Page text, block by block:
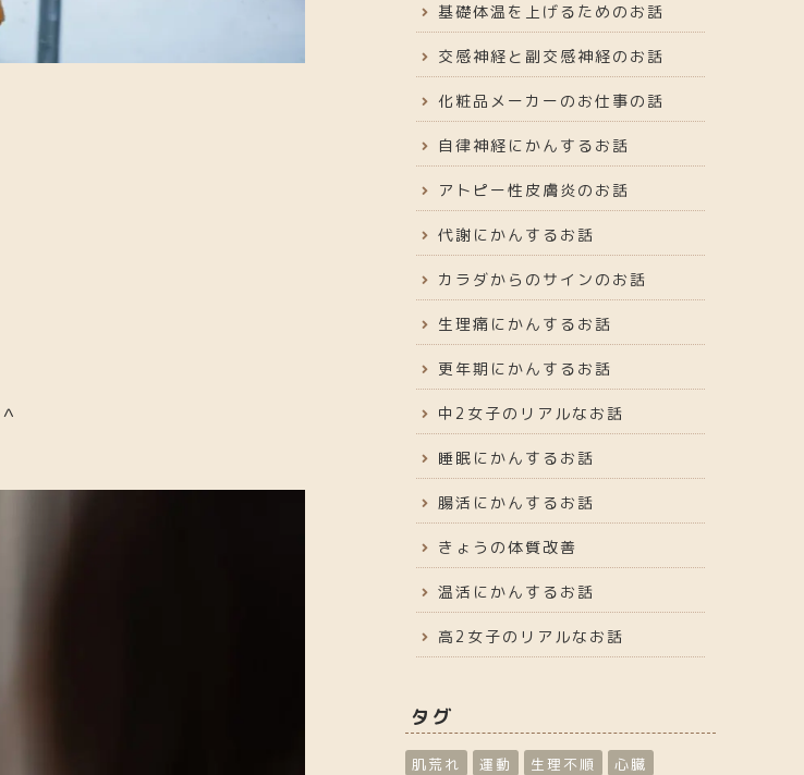
基礎体温を上げるためのお話
交感神経と副交感神経のお話
化粧品メーカーのお仕事の話
自律神経にかんするお話
アトピー性皮膚炎のお話
代謝にかんするお話
カラダからのサインのお話
生理痛にかんするお話
更年期にかんするお話
中2女子のリアルなお話
睡眠にかんするお話
腸活にかんするお話
きょうの体質改善
温活にかんするお話
高2女子のリアルなお話
タグ
肌荒れ 運動 生理不順
心臓